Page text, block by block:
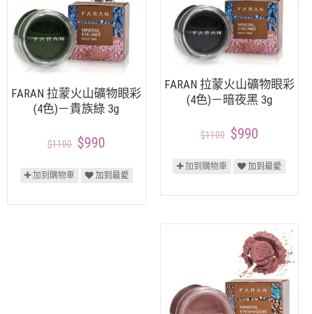
FARAN 拉蒙火山礦物眼彩
(4色)－貴族綠 3g
$1100 $990
加到購物車 加到最愛
FARAN 拉蒙火山礦物眼彩
(4色)－暗夜黑 3g
$1100 $990
加到購物車 加到最愛